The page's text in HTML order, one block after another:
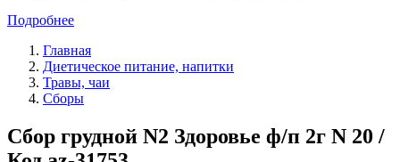
Подробнее
Главная
Диетическое питание, напитки
Травы, чаи
Сборы
Сбор грудной N2 Здоровье ф/п 2г N 20 /